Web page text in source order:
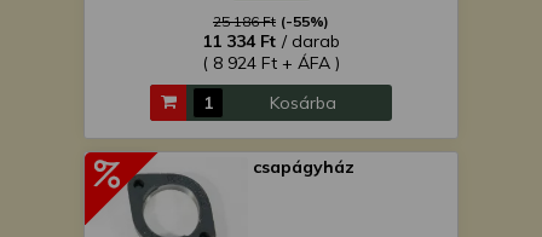
25 186 Ft (-55%)
11 334 Ft / darab
( 8 924 Ft + ÁFA )
Kosárba
csapágyház